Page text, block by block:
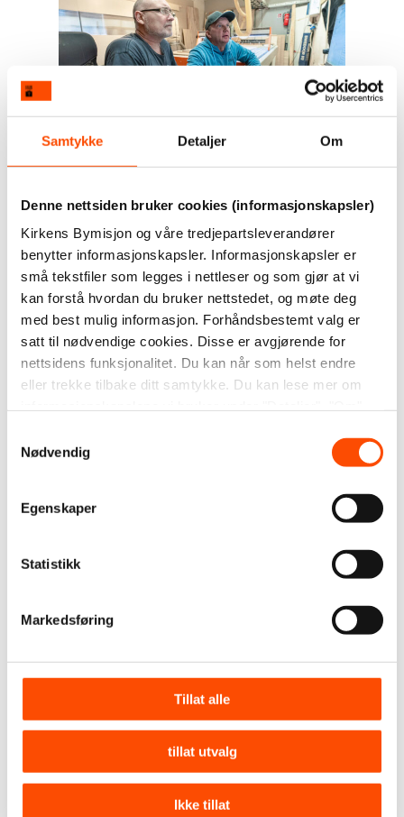
Samtykke Detaljer Om
Denne nettsiden bruker cookies (informasjonskapsler)
Kirkens Bymisjon og våre tredjepartsleverandører
benytter informasjonskapsler. Informasjonskapsler er
små tekstfiler som legges i nettleser og som gjør at vi
kan forstå hvordan du bruker nettstedet, og møte deg
med best mulig informasjon. Forhåndsbestemt valg er
satt til nødvendige cookies. Disse er avgjørende for
nettsidens funksjonalitet. Du kan når som helst endre
eller trekke tilbake ditt samtykke. Du kan lese mer om
Nødvendig
Egenskaper
Statistikk
Markedsføring
Tillat alle
tillat utvalg
Ikke tillat
Arbeidsveilederne og de frivillige på verkstedet
legger stor vekt på at alle skal bli sett. Rundt bordet
er det stor takhøyde, og alle kan bidra med sine
erfaringer og historier.
– Det handler om å bli sett, sier en av de frivillige
på verkstedet.
– Den omtanken betyr mye.
struktur og fellesskap som gjør verkstedet til et viktig
Et springbrett videre
Gjennom arbeidet på verkstedet får deltakerne
mulighet til å bygge opp både ferdigheter og